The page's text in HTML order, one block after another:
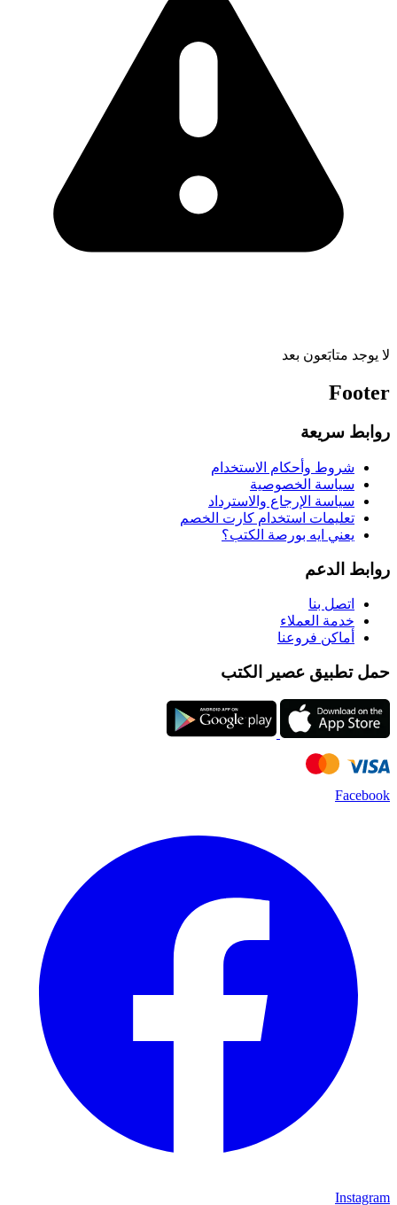
لا يوجد متابَعون بعد
Footer
روابط سريعة
شروط وأحكام الاستخدام
سياسة الخصوصية
سياسة الإرجاع والاسترداد
تعليمات استخدام كارت الخصم
يعني ايه بورصة الكتب؟
روابط الدعم
اتصل بنا
خدمة العملاء
أماكن فروعنا
حمل تطبيق عصير الكتب
Facebook
Instagram